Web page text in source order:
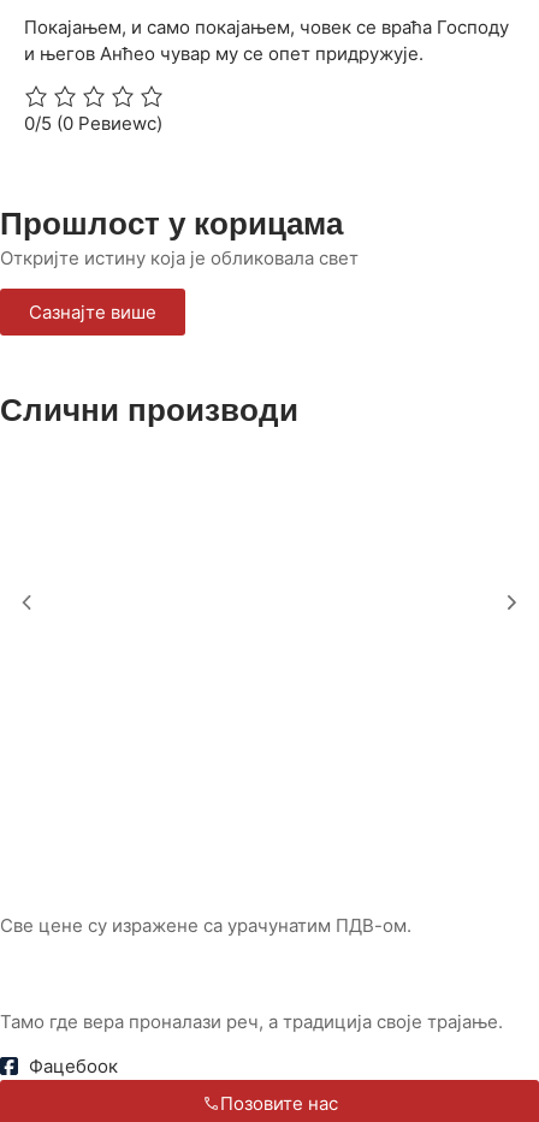
Покајањем, и само покајањем, човек се враћа Господу
и његов Анћео чувар му се опет придружује.
0/5 (0 Ревиеwс)
Прошлост у корицама
Откријте истину која је обликовала свет
Сазнајте више
Слични производи
Све цене су изражене са урачунатим ПДВ-ом.
Тамо где вера проналази реч, а традиција своје трајање.
Фацебоок
Позовите нас